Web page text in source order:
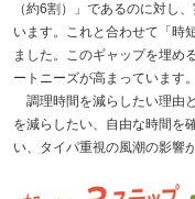
（約6割）」であるのに対し
います。これと合わせて「時
ました。このギャップを埋め
ートニーズが高まっています。
調理時間を減らしたい理由
を減らしたい、自由な時間を
い、タイパ重視の風潮の影響